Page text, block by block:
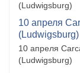
(Ludwigsburg)
10 апреля
(Ludwigsburg)
10 апреля
(Ludwigsburg)